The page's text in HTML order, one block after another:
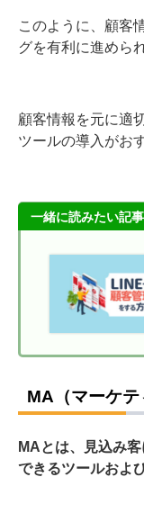
このように、顧客
グを有利に進めら
顧客情報を元に適
ツールの導入がお
一緒に読みたい記事
MA（マーケテ
MAとは、見込み
できるツールおよ